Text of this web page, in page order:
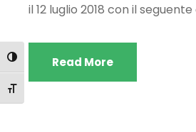
Attiva/disattiva alto contrasto
Attiva/disattiva dimensione testo
il 12 luglio 2018 con il
Read More